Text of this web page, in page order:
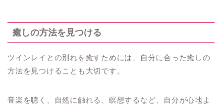
癒しの方法を見つける
ツインレイとの別れを癒すためには、自分に合った癒しの
方法を見つけることも大切です。
音楽を聴く、自然に触れる、瞑想するなど、自分が心地よ